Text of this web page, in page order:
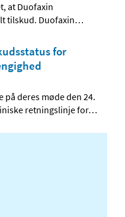
at Duofaxin
tilskud. Duofaxin…
for
deres møde den 24.
retningslinje for…